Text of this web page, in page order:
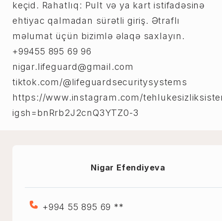
keçid. Rahatlıq: Pult və ya kart istifadəsinə
ehtiyac qalmadan sürətli giriş. Ətraflı
məlumat üçün bizimlə əlaqə saxlayın.
+99455 895 69 96
nigar.lifeguard@gmail.com
tiktok.com/@lifeguardsecuritysystems
https://www.instagram.com/
igsh=bnRrb2J2cnQ3YTZ0-3
Nigar Efendiyeva
+994 55 895 69 **